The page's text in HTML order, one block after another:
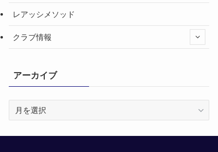
レアッシメソッド
クラブ情報
アーカイブ